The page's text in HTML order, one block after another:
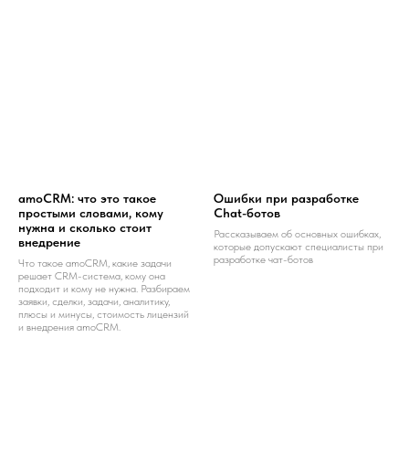
amoCRM: что это такое
простыми словами, кому
нужна и сколько стоит
внедрение
Что такое amoCRM, какие задачи
решает CRM-система, кому она
подходит и кому не нужна. Разбираем
заявки, сделки, задачи, аналитику,
плюсы и минусы, стоимость лицензий
и внедрения amoCRM.
Ошибки при разработке
Chat-ботов
Рассказываем об основных ошибках,
которые допускают специалисты при
разработке чат-ботов